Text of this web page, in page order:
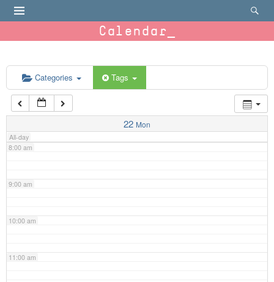
Calendar
Categories Tags
22 Mon
All-day
6:00 am
7:00 am
8:00 am
9:00 am
10:00 am
11:00 am